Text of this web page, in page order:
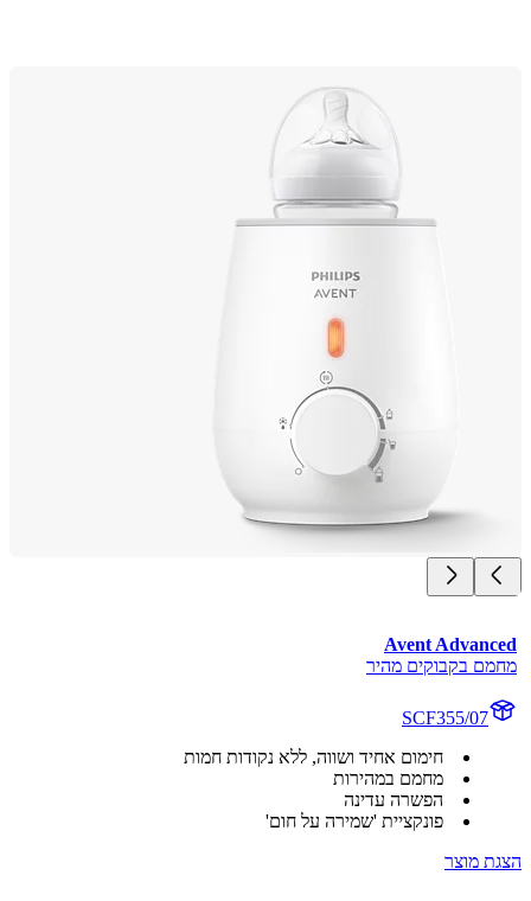
Avent
בקבוקים מהיר
SCF355/07
חימום אחיד ושווה, ללא נקודות חמות
מחמם במהירות
הפשרה עדינה
פונקציית 'שמירה על חום'
מוצר